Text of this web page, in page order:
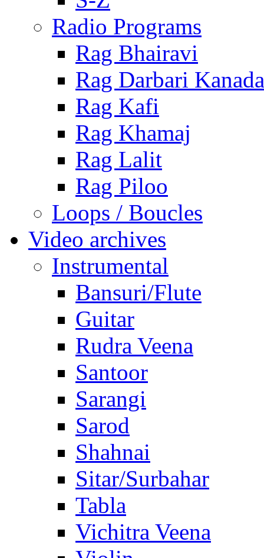
Radio Programs
Rag Bhairavi
Rag Darbari Kanada
Rag Kafi
Rag Khamaj
Rag Lalit
Rag Piloo
Loops / Boucles
Video archives
Instrumental
Bansuri/Flute
Guitar
Rudra Veena
Santoor
Sarangi
Sarod
Shahnai
Sitar/Surbahar
Tabla
Vichitra Veena